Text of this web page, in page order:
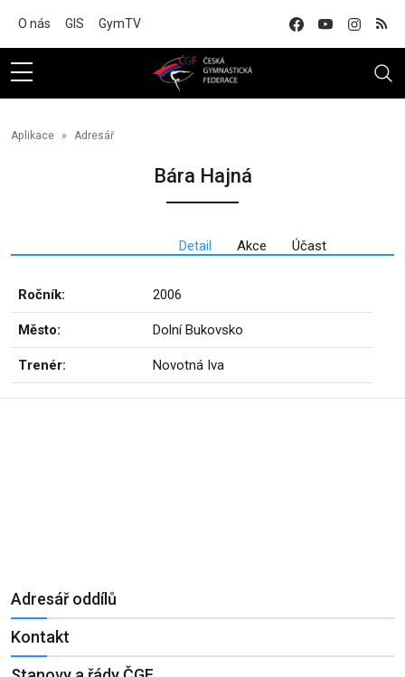
O nás GIS GymTV
Aplikace Adresář
Bára Hajná
Detail Akce Účast
Ročník: 2006
Město: Dolní Bukovsko
Trenér: Novotná Iva
Adresář oddílů
Kontakt